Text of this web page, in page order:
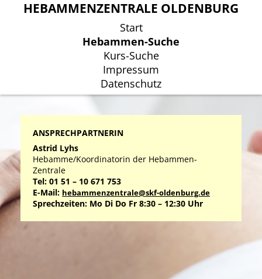
HEBAMMENZENTRALE OLDENBURG
Start
Hebammen-Suche
Kurs-Suche
Impressum
Datenschutz
HEBAMMENZENTRALE OLDENBURG
Start
Hebammen-Suche
Kurs-Suche
Impressum
Datenschutz
ANSPRECHPARTNERIN
Astrid Lyhs
Hebamme/Koordinatorin der Hebammen-
Zentrale
Tel: 01 51 – 10 671 753
E-Mail: hebammenzentrale@skf-oldenburg.de
Sprechzeiten: Mo Di Do Fr 8:30 – 12:30 Uhr